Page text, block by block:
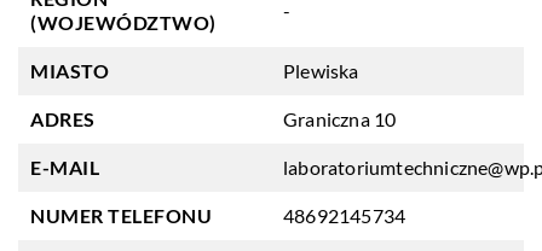
(WOJEWÓDZTWO)
-
MIASTO Plewiska
ADRES Graniczna 10
E-MAIL
NUMER TELEFONU 48692145734